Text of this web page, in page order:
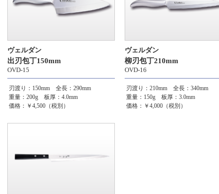
ヴェルダン
出刃包丁150mm
OVD-15
刃渡り：150mm 全長：290mm
重量：200g 板厚：4.0mm
価格：￥4,500（税別）
ヴェルダン
柳刃包丁210mm
OVD-16
刃渡り：210mm 全長：340mm
重量：150g 板厚：3.0mm
価格：￥4,000（税別）